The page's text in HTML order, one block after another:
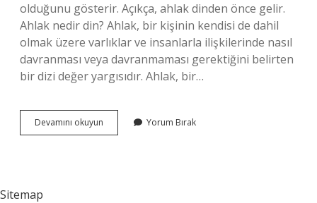
olduğunu gösterir. Açıkça, ahlak dinden önce gelir.
Ahlak nedir din? Ahlak, bir kişinin kendisi de dahil
olmak üzere varlıklar ve insanlarla ilişkilerinde nasıl
davranması veya davranmaması gerektiğini belirten
bir dizi değer yargısıdır. Ahlak, bir…
Devamını okuyun
Ile
Yorum Bırak
Sitemap